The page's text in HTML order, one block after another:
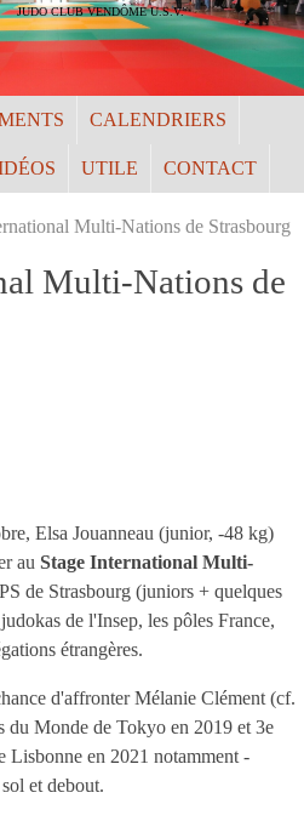
JUDO CLUB VENDÔME U.S.V.
CALENDRIERS
UTILE CONTACT
Multi-Nations de Strasbourg
Multi-Nations de
Elsa Jouanneau (junior, -48 kg)
au Stage International Multi-
de Strasbourg (juniors + quelques
de l'Insep, les pôles France,
étrangères.
d'affronter Mélanie Clément (cf.
du Monde de Tokyo en 2019 et 3e
Lisbonne en 2021 notamment -
et debout.